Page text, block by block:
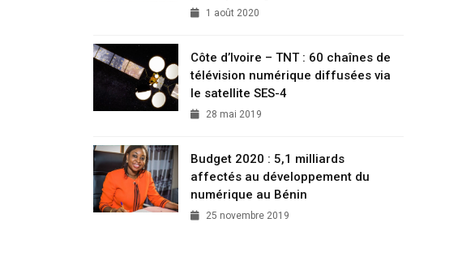
1 août 2020
Côte d’Ivoire – TNT : 60 chaînes de
télévision numérique diffusées via
le satellite SES-4
28 mai 2019
Budget 2020 : 5,1 milliards
affectés au développement du
numérique au Bénin
25 novembre 2019